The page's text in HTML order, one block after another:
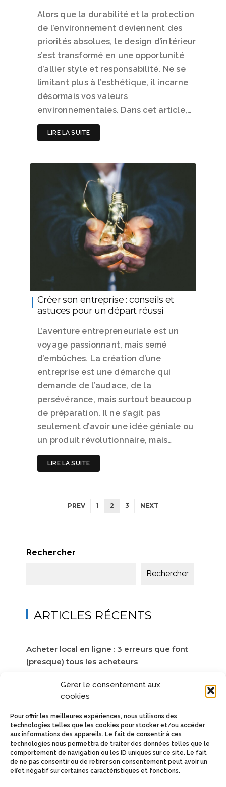
Gérer le consentement aux
cookies
Pour offrir les meilleures expériences, nous utilisons des
technologies telles que les cookies pour stocker et/ou accéder
aux informations des appareils. Le fait de consentir à ces
technologies nous permettra de traiter des données telles que le
comportement de navigation ou les ID uniques sur ce site. Le fait
de ne pas consentir ou de retirer son consentement peut avoir un
effet négatif sur certaines caractéristiques et fonctions.
Alors que la durabilité et la protection
de l’environnement deviennent des
priorités absolues, le design d’intérieur
s’est transformé en une opportunité
d’allier style et responsabilité. Ne se
limitant plus à l’esthétique, il incarne
désormais vos valeurs
environnementales. Dans cet article,…
LIRE LA SUITE
Créer son entreprise : conseils et
astuces pour un départ réussi
L’aventure entrepreneuriale est un
voyage passionnant, mais semé
d’embûches. La création d’une
entreprise est une démarche qui
demande de l’audace, de la
persévérance, mais surtout beaucoup
de préparation. Il ne s’agit pas
seulement d’avoir une idée géniale ou
un produit révolutionnaire, mais…
LIRE LA SUITE
PREV 1 2 3 NEXT
Rechercher
Rechercher
ARTICLES RÉCENTS
Acheter local en ligne : 3 erreurs que font
(presque) tous les acheteurs
Vendre en ligne sans frais fixes : ce que les
artisans gagnent vraiment en 2026
Créer une entreprise artisanale en 2026 : le
guide du salarié qui passe à l’acte
Leboncoin devient payant : 5 alternatives
gratuites pour vendre en 2026